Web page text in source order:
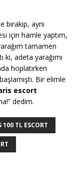
bırakıp, aynı
için hamle yaptım,
tamamen
ki, adeta yarağımı
hoplatırken
Bir elimle
escort
dedim.
100 TL ESCORT